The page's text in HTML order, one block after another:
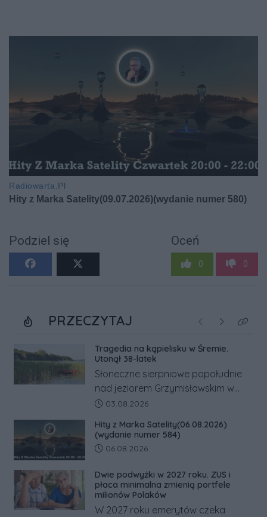
Podziel się Oceń
0 0
PRZECZYTAJ Poprzednie
NastępneKliknij
Tragedia na kąpielisku w Śremie.
Utonął 38-latek
Słoneczne sierpniowe popołudnie
nad jeziorem Grzymisławskim w
powiecie śremskim zakończyło się
odwrócić nawet natychmiastowe
działania służb ratunkowych.
Data dodania artykułu:
03.08.2026
Hity z Marka Satelity(06.08.2026)
(wydanie numer 584)
Data dodania artykułu:
06.08.2026
Dwie podwyżki w 2027 roku. ZUS i
płaca minimalna zmienią portfele
milionów Polaków
W 2027 roku emerytów czeka